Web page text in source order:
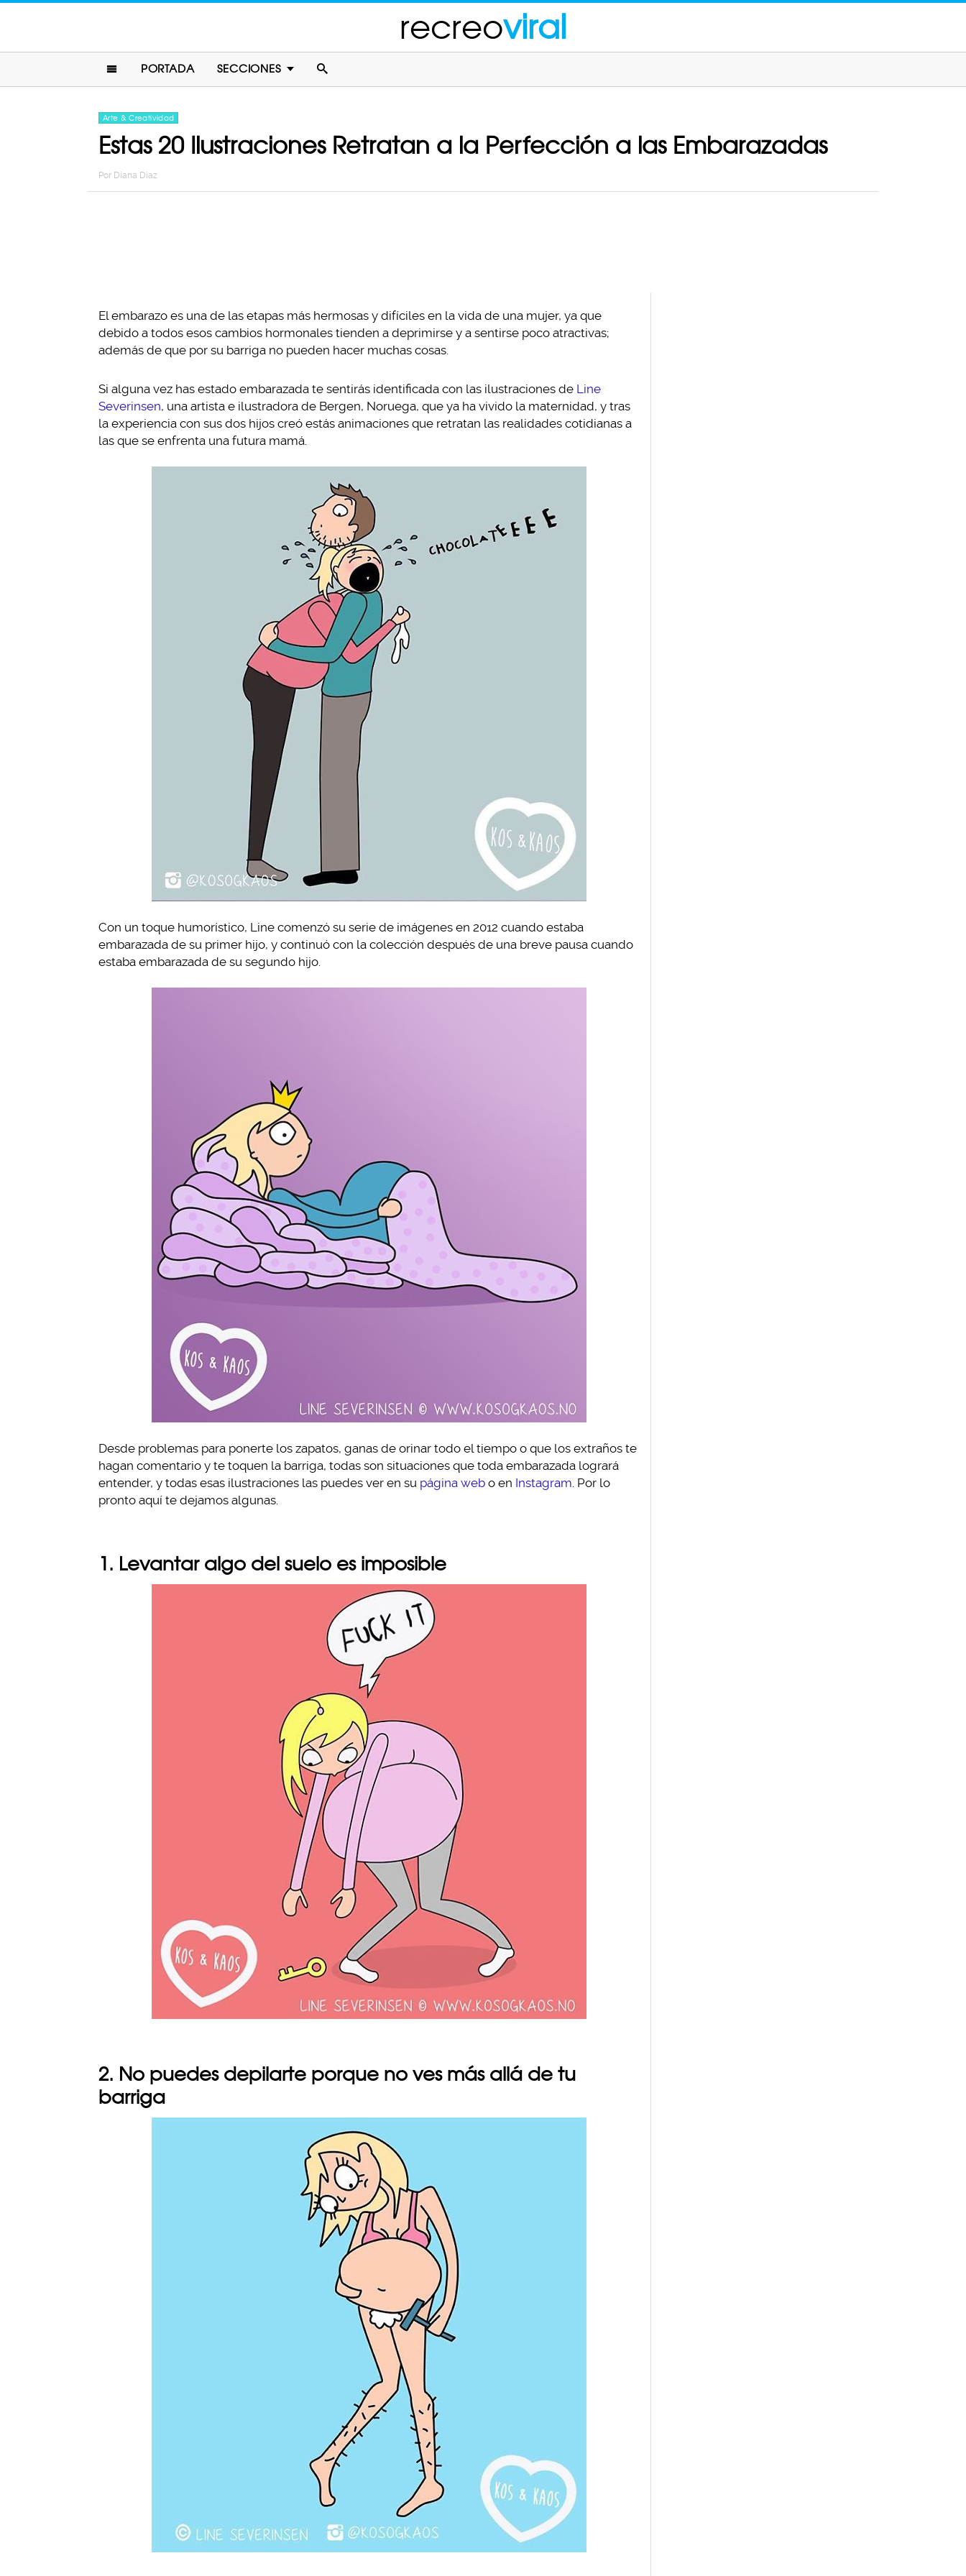
recreoviral
PORTADA SECCIONES
Arte & Creatividad
Estas 20 Ilustraciones Retratan a la Perfección a las Embarazadas
Por Diana Diaz
El embarazo es una de las etapas más hermosas y difíciles en la vida de una mujer, ya que
debido a todos esos cambios hormonales tienden a deprimirse y a sentirse poco atractivas;
además de que por su barriga no pueden hacer muchas cosas.
Si alguna vez has estado embarazada te sentirás identificada con las ilustraciones de Line
Severinsen, una artista e ilustradora de Bergen, Noruega, que ya ha vivido la maternidad, y tras
la experiencia con sus dos hijos creó estás animaciones que retratan las realidades cotidianas a
las que se enfrenta una futura mamá.
Con un toque humorístico, Line comenzó su serie de imágenes en 2012 cuando estaba
embarazada de su primer hijo, y continuó con la colección después de una breve pausa cuando
estaba embarazada de su segundo hijo.
Desde problemas para ponerte los zapatos, ganas de orinar todo el tiempo o que los extraños te
hagan comentario y te toquen la barriga, todas son situaciones que toda embarazada logrará
entender, y todas esas ilustraciones las puedes ver en su página web o en Instagram. Por lo
pronto aquí te dejamos algunas.
1. Levantar algo del suelo es imposible
2. No puedes depilarte porque no ves más allá de tu
barriga